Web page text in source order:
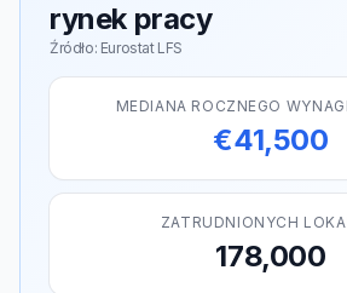
rynek pracy
Źródło: Eurostat LFS
MEDIANA ROCZNEGO
€41,500
ZATRUDNIONYCH
178,000